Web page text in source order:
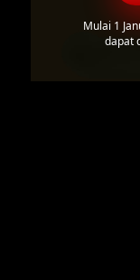
Mulai 1
dapat